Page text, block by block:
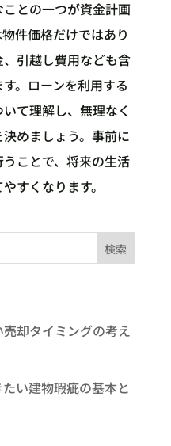
との一つが資金計画
件価格だけではあり
引越し費用なども含
。ローンを利用する
て理解し、無理なく
めましょう。事前に
ことで、将来の生活
すくなります。
検索
却タイミングの考え
い建物瑕疵の基本と